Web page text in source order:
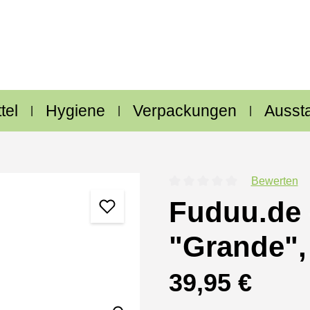
Hygiene Verpackungen
Bewerten
Fuduu.de
Regulärer Preis:
39,95 €